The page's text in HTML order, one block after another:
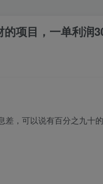
项目，一单利润
差，可以说有百分之九十